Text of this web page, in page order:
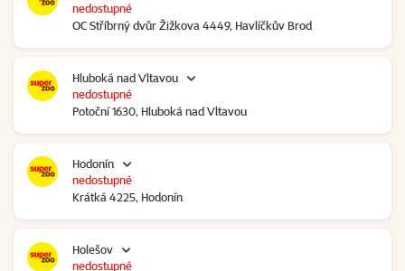
OC Stříbrný dvůr Žižkova 4449, Havlíčkův Brod
nedostupné
Hluboká nad Vltavou
Potoční 1630, Hluboká nad Vltavou
nedostupné
Hodonín
Krátká 4225, Hodonín
nedostupné
Holešov
nedostupné